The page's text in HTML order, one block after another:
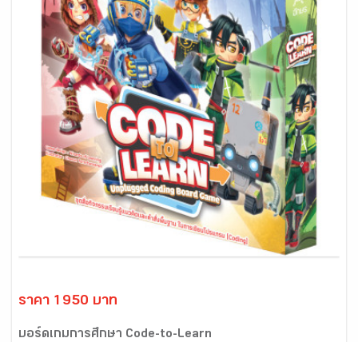
ราคา 1950 บาท
บอร์ดเกมการศึกษา Code-to-Learn